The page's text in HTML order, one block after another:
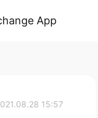
App
15:57